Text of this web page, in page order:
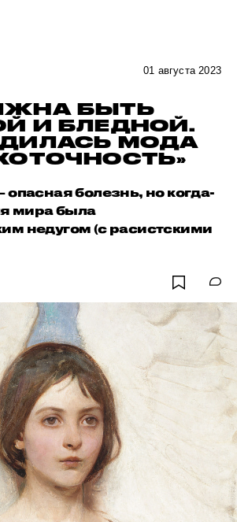
01 августа 2023
БЫТЬ
И БЛЕДНОЙ.
МОДА
опасная болезнь, но когда-
мира была
недугом (с расистскими